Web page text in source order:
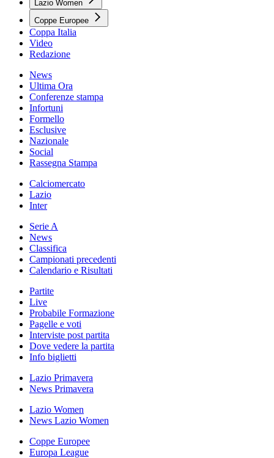
Lazio Women
Coppe Europee
Coppa Italia
Video
Redazione
News
Ultima Ora
Conferenze stampa
Infortuni
Formello
Esclusive
Nazionale
Social
Rassegna Stampa
Calciomercato
Lazio
Inter
Serie A
News
Classifica
Campionati precedenti
Calendario e Risultati
Partite
Live
Probabile Formazione
Pagelle e voti
Interviste post partita
Dove vedere la partita
Info biglietti
Lazio Primavera
News Primavera
Lazio Women
News Lazio Women
Coppe Europee
Europa League